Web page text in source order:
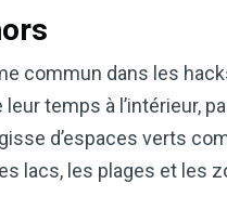
commun dans les
temps à l’intérieur,
d’espaces verts
lacs, les plages et les